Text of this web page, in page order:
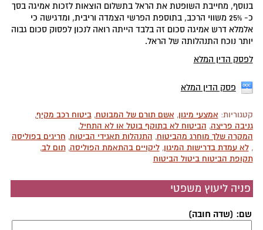
בנוסף, מחייבת השופטת את הראל בתשלום הוצאות לזכות אמיגה בסך
כ- 25% משווי הרכב, בתוספת הפרשי הצמדה וריבית, ומדגישה כי
אלמלא דרש אמיגה סכום זה בלבד הייתה רואה לנכון לפסוק סכום גבוה
יותר נוכח התנהלותה של הראל.
לפסק הדין המלא
פסק הדין המלא
קטגוריות: אמצעי מיגון, אשם תורם של המבוטח,ביטוח רכב מקיף,
גניבה פריצה, הביטוח לא בתוקף בוטל או לא התחיל,
המקרה שלך מוחרג מהביטוח, התנהלות תאגידי הביטוח, חריגים בפוליסה
,לא עמדת בדרישות המיגון,ליקויים בהתאמת הפוליסה,תום לב,
תקופת הביטוח ביטול הביטוח
פניה ליעוץ משפטי
שם: (שדה חובה)